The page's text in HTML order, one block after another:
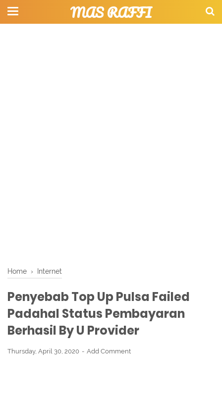
MAS RAFFI
Home › Internet
Penyebab Top Up Pulsa Failed
Padahal Status Pembayaran
Berhasil By U Provider
Thursday, April 30, 2020 Add Comment